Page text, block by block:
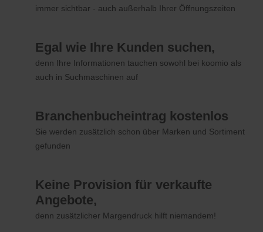
immer sichtbar - auch außerhalb Ihrer Öffnungszeiten
Egal wie Ihre Kunden suchen,
denn Ihre Informationen tauchen sowohl bei koomio als
auch in Suchmaschinen auf
Branchenbucheintrag kostenlos
Sie werden zusätzlich schon über Marken und Sortiment
gefunden
Keine Provision für verkaufte
Angebote,
denn zusätzlicher Margendruck hilft niemandem!